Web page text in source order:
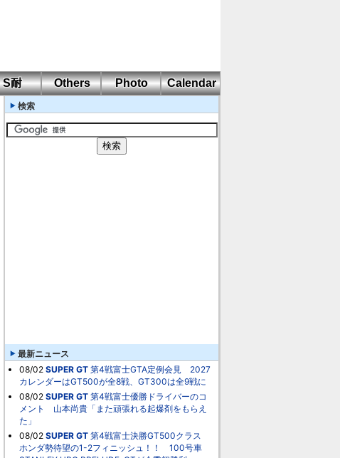
S耐 Others Photo Calendar
検索
最新ニュース
08/02 SUPER GT 第4戦富士GTA定例会見 2027
カレンダーはGT500が全8戦、GT300は全9戦に
08/02 SUPER GT 第4戦富士優勝ドライバーのコ
メント 山本尚貴「また頑張れる起爆剤をもらえ
た」
08/02 SUPER GT 第4戦富士決勝GT500クラス
ホンダ勢待望の1-2フィニッシュ！！ 100号車